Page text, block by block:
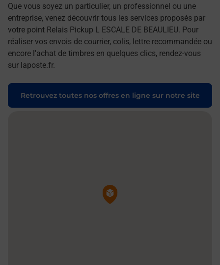
Que vous soyez un particulier, un professionnel ou une
entreprise, venez découvrir tous les services proposés par
votre point Relais Pickup L ESCALE DE BEAULIEU. Pour
réaliser vos envois de courrier, colis, lettre recommandée ou
encore l'achat de timbres en quelques clics, rendez-vous
sur laposte.fr.
Retrouvez toutes nos offres en ligne sur notre site
Pin de la carte